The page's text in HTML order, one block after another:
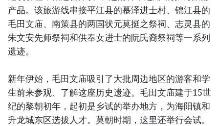
产品。该旅游线串接平江县的慕泽进士村、锦江县的
毛田文庙、南策县的两国状元莫挺之祭祠、志灵县的
朱文安先师祭祠和供奉女进士的阮氏裔祭祠等一系列
遗迹。
新年伊始，毛田文庙吸引了大批周边地区的游客和学
生前来参观、了解这座历史遗迹。毛田文庙建于15世
纪的黎朝初年，起初是乡试的举办地方，为海阳镇和
升龙城东区选拔人才。莫朝时期，这里还举行会试。